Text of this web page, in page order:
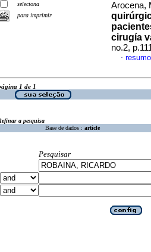
seleciona
para imprimir
Arocena,
cirugía
no.2,
·
1 de 1
a pesquisa
Base de dados : article
Pesquisar